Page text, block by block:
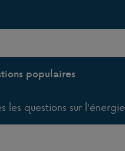
populaires
les questions sur l'énergie